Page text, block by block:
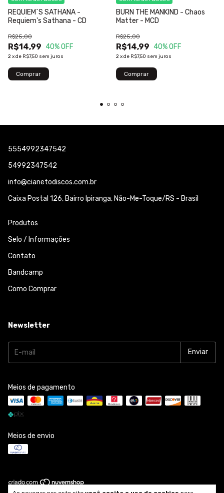
REQUIEM`S SATHANA -
Requiem's Sathana - CD
R$14,99
R$25,00
40% OFF
2xde R$7,50 sem juros
BURN THE MANKIND - Chaos
Matter - MCD
R$14,99
R$25,00
40% OFF
2xde R$7,50 sem juros
5554992347542
54992347542
info@cianetodiscos.com.br
Caixa Postal 126, Bairro Ipiranga, Não-Me-Toque/RS - Brasil
Produtos
Selo / Informações
Contato
Bandcamp
Como Comprar
Newsletter
Meios de pagamento
Meios de envio